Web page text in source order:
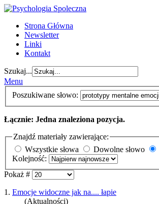
Strona Główna
Newsletter
Linki
Kontakt
Szukaj...
Menu
Poszukiwane słowo:
Łącznie: Jedna znaleziona pozycja.
Znajdź materiały zawierające:
Wszystkie słowa
Dowolne słowo
Kolejność:
Pokaż #
1. Emocje widoczne jak na.... łapie
(Aktualności)